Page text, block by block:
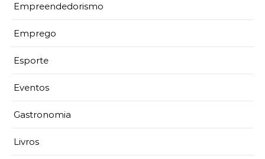
Empreendedorismo
Emprego
Esporte
Eventos
Gastronomia
Livros